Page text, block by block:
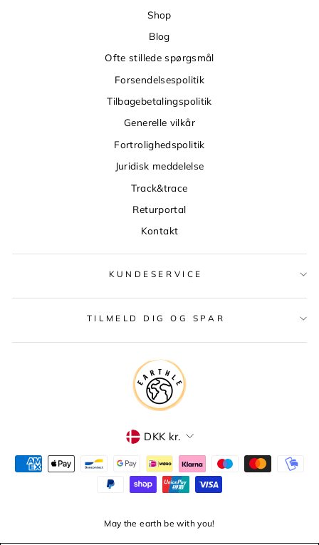
Shop
Blog
Ofte stillede spørgsmål
Forsendelsespolitik
Tilbagebetalingspolitik
Generelle vilkår
Fortrolighedspolitik
Juridisk meddelelse
Track&trace
Returportal
Kontakt
KUNDESERVICE
TILMELD DIG OG SPAR
VALUTA
DKK kr.
May the earth be with you!